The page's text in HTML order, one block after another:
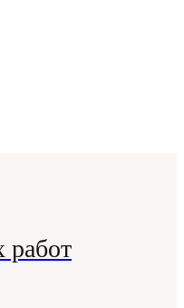
работ